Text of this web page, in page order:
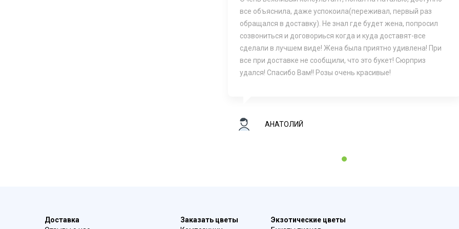
все объяснила, даже успокоила(переживал, первый раз
обращался в доставку). Не знал где будет жена, попросил
созвониться и договориься когда и куда доставят-все
сделали в лучшем виде! Жена была приятно удивлена! При
все при доставке не сообщили, что это букет! Сюрприз
удался! Спасибо Вам!! Розы очень красивые!
АНАТОЛИЙ
Доставка
Заказать цветы
Экзотические цветы